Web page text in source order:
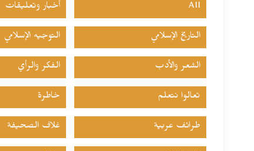
All أخبار وتعليقات
التاريخ الإسلامي التوجيه الإسلامي
الشعر والأدب الفكر والرأي
تعالوا نتعلم خاطرة
طرائف عربية غلاف الصحيفة